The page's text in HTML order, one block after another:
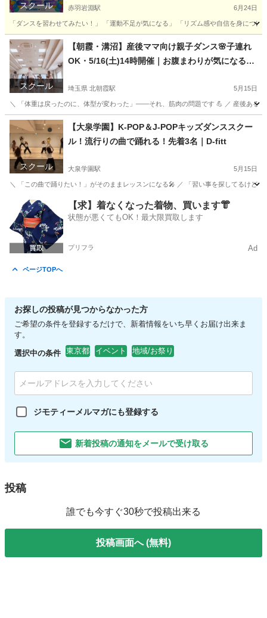
スクール 赤羽岩淵駅 6月24日
「ダンスを習わせてみたい！」 「運動不足が気になる」 「リズム感や自信を身につ
東京 北区 赤羽岩淵駅 その他 キッズダンススクール
スクール
【朝霞・溝沼】産後ママ向け親子ダンス🌸子連れ
OK・5/16(土)14時開催｜お腹まわりが気になる方
埼玉県 北朝霞駅 5月15日
＼ 「体重は戻ったのに、体型が変わった」——それ、筋肉の問題です 💪 ／ 産後ある
埼玉 朝霞市 北朝霞駅 ヒップホップ 親子
スクール
【大泉学園】K-POP＆J-POPキッズダンススクー
ル！流行りの曲で踊れる！先着3名｜D-fitt
大泉学園駅 5月15日
＼ 「この曲で踊りたい！」がそのままレッスンになる🎤 ／ 「習い事を探してるけ
東京 練馬区 大泉学園駅 ダンス ものまね
【求】着なくなった着物、買います👘
状態が悪くてもOK！最大限買取します
プリフラ Ad
ページTOPへ
お探しの投稿が見つからなかった方
ご希望の条件を登録するだけで、新着情報をいち早くお届け出来ま
す。
選択中の条件 東京都 イベント 地域/お祭り
ジモティーメルマガにも登録する
新着投稿の通知をメールで受け取る
投稿
誰でも今すぐ30秒で投稿出来る
投稿画面へ (無料)